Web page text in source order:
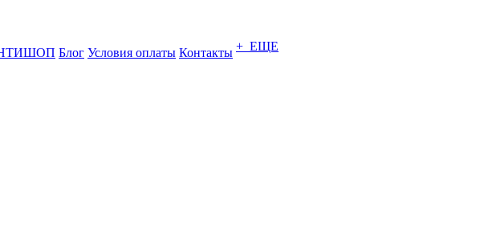
Блог Условия оплаты Контакты + ЕЩЕ